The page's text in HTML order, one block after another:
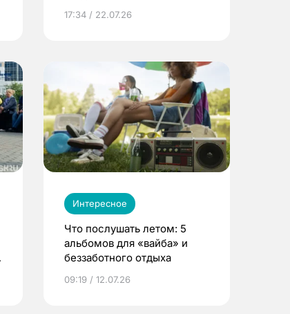
17:34 / 22.07.26
Интересное
Что послушать летом: 5
альбомов для «вайба» и
беззаботного отдыха
09:19 / 12.07.26